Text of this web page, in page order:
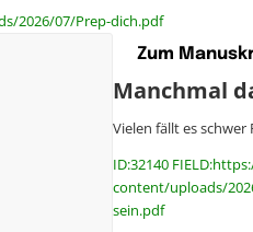
2026/07/Prep-dich.pdf
Zum
Manchmal
Vielen fällt es
ID:32140
content/uploads/
sein.pdf